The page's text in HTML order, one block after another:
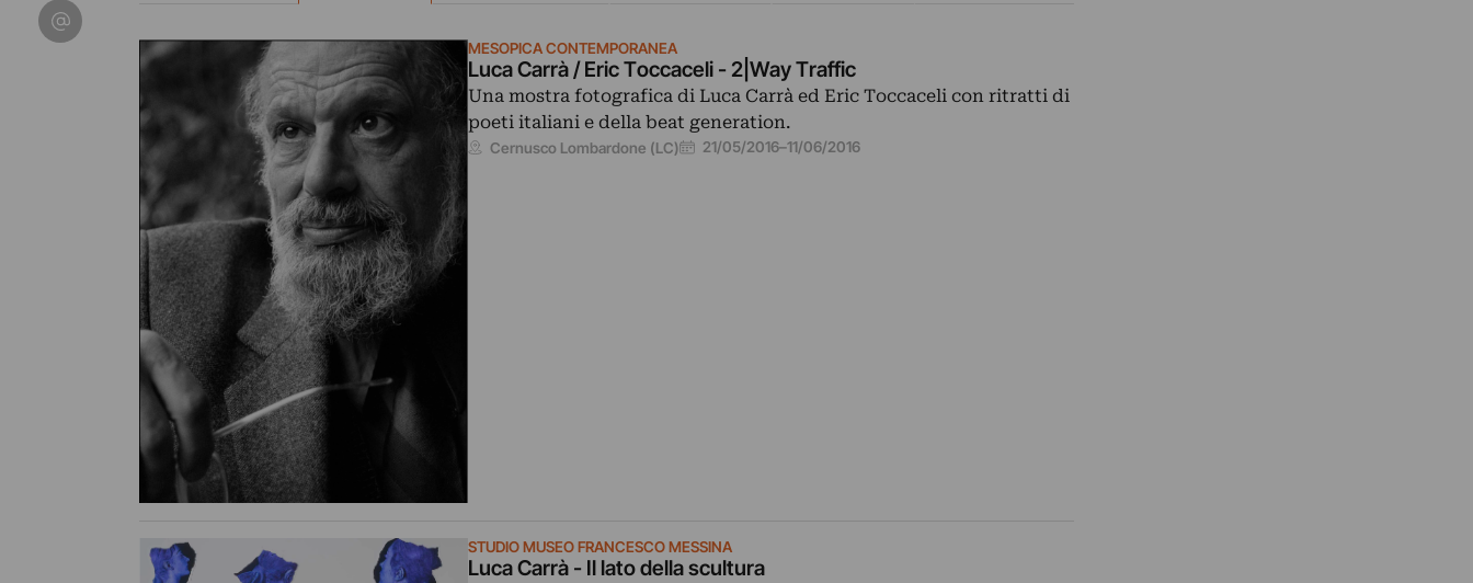
MESOPICA CONTEMPORANEA
Luca Carrà / Eric Toccaceli - 2|Way Traffic
Una mostra fotografica di Luca Carrà ed Eric Toccaceli con ritratti di
poeti italiani e della beat generation.
Cernusco Lombardone (LC) 21/05/2016–11/06/2016
STUDIO MUSEO FRANCESCO MESSINA
Luca Carrà - Il lato della scultura
Condividi su Email